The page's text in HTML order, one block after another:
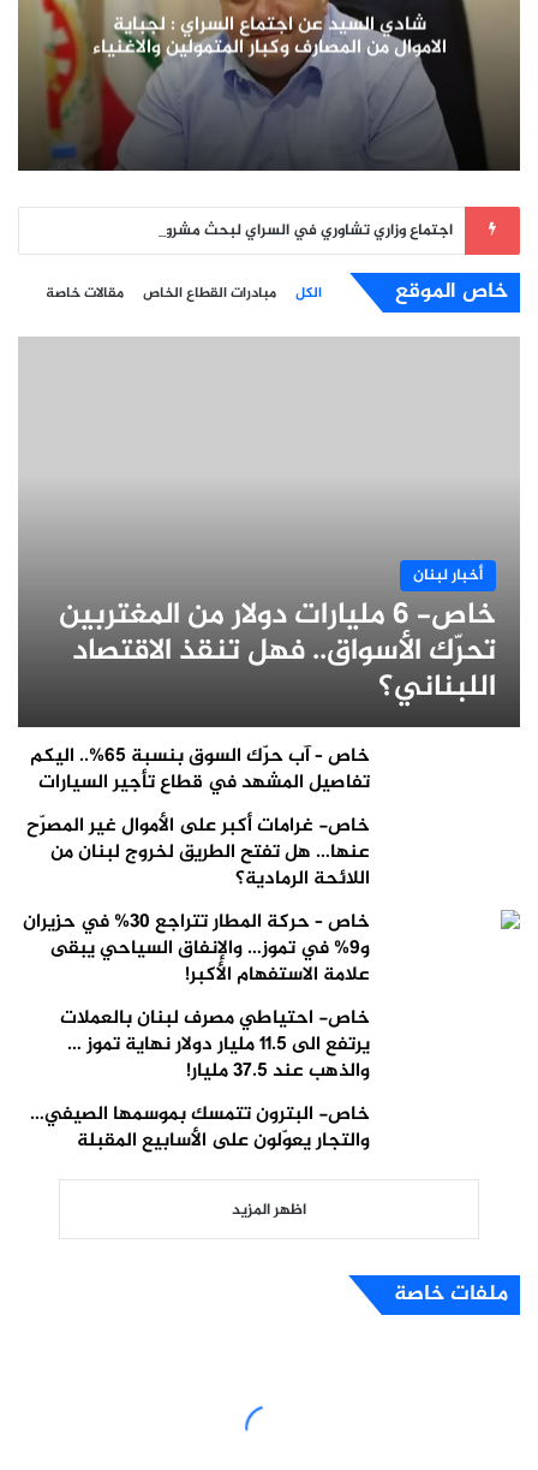
شادي السيد عن اجتماع السراي : لجباية
الاموال من المصارف وكبار المتمولين والاغنياء
خاص الموقع الكل مبادرات القطاع الخاص مقالات خاصة
أخبار لبنان
خاص- 6 مليارات دولار من المغتربين
تحرّك الأسواق.. فهل تنقذ الاقتصاد
اللبناني؟
خاص – آب حرّك السوق بنسبة 65%.. اليكم
تفاصيل المشهد في قطاع تأجير السيارات
خاص- غرامات أكبر على الأموال غير المصرّح
عنها… هل تفتح الطريق لخروج لبنان من
اللائحة الرمادية؟
خاص – حركة المطار تتراجع 30% في حزيران
و9% في تموز… والإنفاق السياحي يبقى
علامة الاستفهام الأكبر!
خاص- احتياطي مصرف لبنان بالعملات
يرتفع الى 11.5 مليار دولار نهاية تموز …
والذهب عند 37.5 مليار!
خاص- البترون تتمسك بموسمها الصيفي…
والتجار يعوّلون على الأسابيع المقبلة
اظهر المزيد
ملفات خاصة